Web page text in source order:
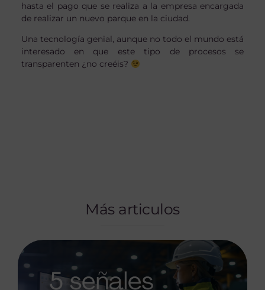
hasta el pago que se realiza a la empresa encargada
de realizar un nuevo parque en la ciudad.
Una tecnología genial, aunque no todo el mundo está
interesado en que este tipo de procesos se
transparenten ¿no creéis?
Más articulos